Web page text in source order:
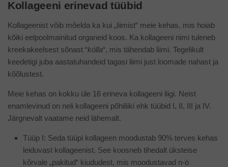
Kollageeni erinevad tüübid
Kollageenist võib mõelda ka kui „liimist“ meie kehas, mis hoiab
kõiki eelpoolmainitud organeid koos. Ka kollageeni nimi tuleneb
kreekakeelsest sõnast “kólla“, mis tähendab liimi. Tegelikult
keedetigi juba aastatuhandeid tagasi liimi just loomade nahast ja
kõõlustest.
Meie kehas on kokku üle 16 erineva kollageeni liigi. Neist
enamlevinud on neli kollageeni põhiliiki ehk tüübid I, II, III ja IV.
Järgnevalt vaatame neid lähemalt.
Tüüp I: Seda tüüpi kollageen moodustab 90% terves kehas
leiduvast kollageenist. See koosneb tihedalt üksteise
kõrvale „pakitud“ kiududest, mis moodustavad n-ö